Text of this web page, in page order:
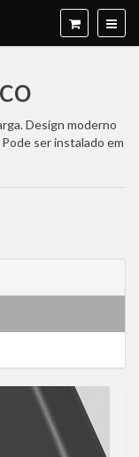
Design moderno
ser instalado em